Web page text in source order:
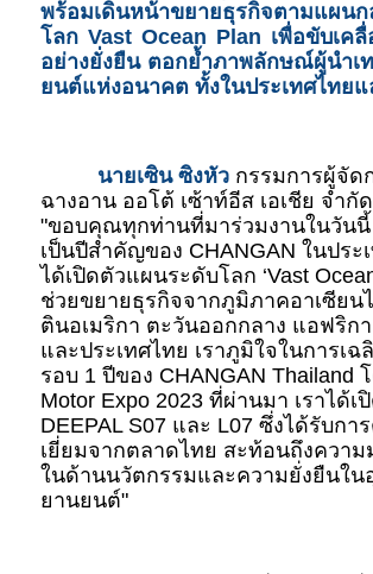
พร้อมเดินหน้าขยายธุรกิจตามแผน
โลก Vast Ocean Plan เพื่อขับเคลื่
อย่างยั่งยืน ตอกย้ำภาพลักษณ์ผู้นำเ
ยนต์แห่งอนาคต ทั้งในประเทศไทย
นายเซิน ซิงหัว กรรมการผู้จัด
ฉางอาน ออโต้ เซ้าท์อีส เอเชีย จำกั
"ขอบคุณทุกท่านที่มาร่วมงานในวัน
เป็นปีสำคัญของ CHANGAN ในประ
ได้เปิดตัวแผนระดับโลก ‘Vast
ช่วยขยายธุรกิจจากภูมิภาคอาเซียน
ตินอเมริกา ตะวันออกกลาง แอฟริกา
และประเทศไทย เราภูมิใจในการเ
รอบ 1 ปีของ CHANGAN Thailand
Motor Expo 2023 ที่ผ่านมา เราได้เ
DEEPAL S07 และ L07 ซึ่งได้รับกา
เยี่ยมจากตลาดไทย สะท้อนถึงความ
ในด้านนวัตกรรมและความยั่งยืนใน
ยานยนต์"